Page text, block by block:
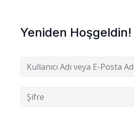
Yeniden Hoşgeldin!